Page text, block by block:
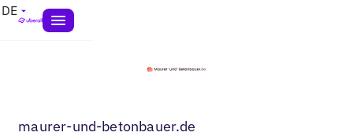
DE
maurer-und-betonbauer.de